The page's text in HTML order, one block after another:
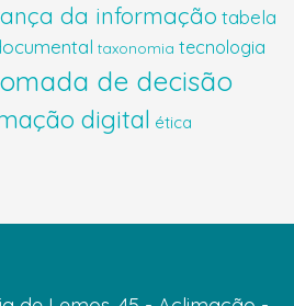
da informação tabela
taxonomia tecnologia
de decisão
digital ética